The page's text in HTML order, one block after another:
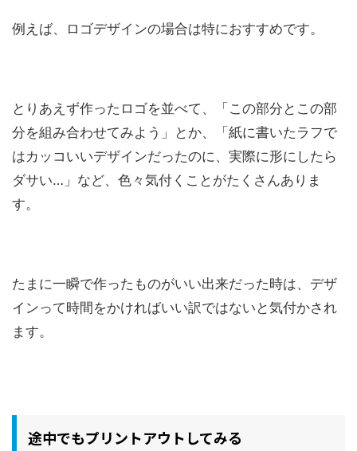
例えば、ロゴデザインの場合は特におすすめです。
とりあえず作ったロゴを並べて、「この部分とこの部
分を組み合わせてみよう」とか、「紙に書いたラフで
はカッコいいデザインだったのに、実際に形にしたら
ダサい…」など、色々気付くことがたくさんありま
す。
たまに一瞬で作ったものがいい出来だった時は、デザ
インって時間をかければいい訳ではないと気付かされ
ます。
途中でもプリントアウトしてみる